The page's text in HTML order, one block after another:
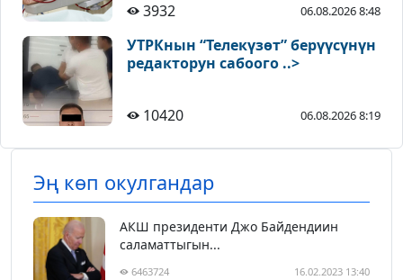
3932
06.08.2026 8:48
УТРКнын “Телекүзөт” берүүсүнүн
редакторун сабоого ..>
10420 06.08.2026 8:19
Эң көп окулгандар
АКШ президенти Джо Байдендиин
саламаттыгын...
6463724 16.02.2023 13:40